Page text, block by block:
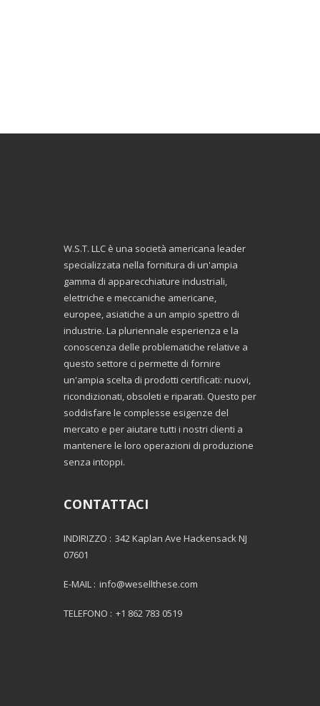
W.S.T. LLC è una società americana leader
specializzata nella fornitura di un'ampia
gamma di apparecchiature industriali,
elettriche e meccaniche americane,
europee, asiatiche a un ampio spettro di
industrie. La pluriennale esperienza e la
conoscenza delle problematiche relative a
questo settore ci permette di fornire
un'ampia scelta di prodotti certificati: nuovi,
ricondizionati, obsoleti e riparati. Questo per
soddisfare le complesse esigenze del
mercato e per aiutare tutti i nostri clienti a
mantenere le loro operazioni di produzione
senza intoppi.
CONTATTACI
INDIRIZZO : 342 Kaplan Ave Hackensack NJ
07601
E-MAIL : info@wesellthese.com
TELEFONO : +1 862 783 0519